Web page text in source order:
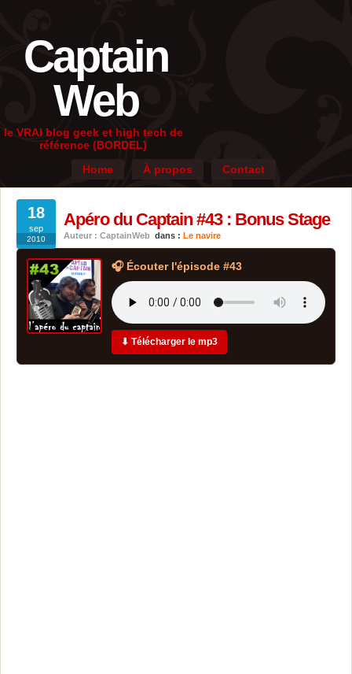
Captain
Web
le VRAI blog geek et high tech de
référence (BORDEL)
Home
À propos Contact
18
sep
2010
Apéro du Captain #43 : Bonus Stage
Auteur : CaptainWeb dans : Le navire
🎧 Écouter l'épisode #43
⬇ Télécharger le mp3